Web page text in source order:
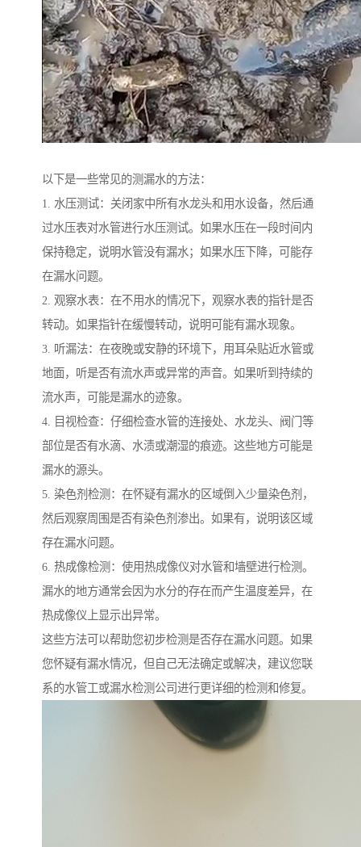
以下是一些常见的测漏水的方法：
1. 水压测试：关闭家中所有水龙头和用水设备，然后通
过水压表对水管进行水压测试。如果水压在一段时间内
保持稳定，说明水管没有漏水；如果水压下降，可能存
在漏水问题。
2. 观察水表：在不用水的情况下，观察水表的指针是否
转动。如果指针在缓慢转动，说明可能有漏水现象。
3. 听漏法：在夜晚或安静的环境下，用耳朵贴近水管或
地面，听是否有流水声或异常的声音。如果听到持续的
流水声，可能是漏水的迹象。
4. 目视检查：仔细检查水管的连接处、水龙头、阀门等
部位是否有水滴、水渍或潮湿的痕迹。这些地方可能是
漏水的源头。
5. 染色剂检测：在怀疑有漏水的区域倒入少量染色剂，
然后观察周围是否有染色剂渗出。如果有，说明该区域
存在漏水问题。
6. 热成像检测：使用热成像仪对水管和墙壁进行检测。
漏水的地方通常会因为水分的存在而产生温度差异，在
热成像仪上显示出异常。
这些方法可以帮助您初步检测是否存在漏水问题。如果
您怀疑有漏水情况，但自己无法确定或解决，建议您联
系的水管工或漏水检测公司进行更详细的检测和修复。